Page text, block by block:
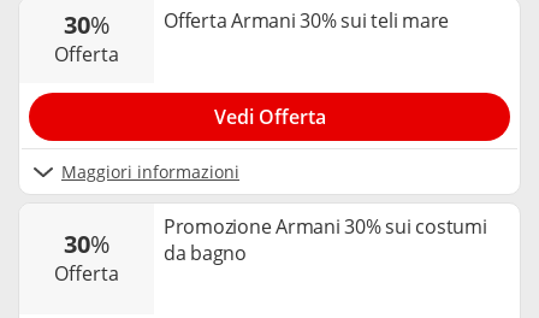
30%
offerta
Offerta Armani 30% sui teli mare
Maggiori informazioni
Vedi Offerta
30%
offerta
Promozione Armani 30% sui costumi
da bagno